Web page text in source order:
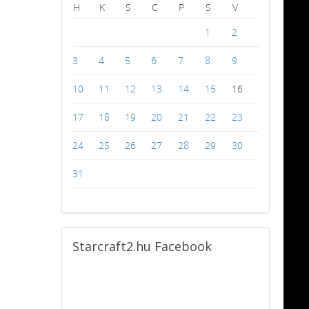
H K S C P S
V
1
2
3 4 5 6 7 8 9
10 11 12 13 14 15 16
17 18 19 20 21 22 23
24 25 26 27 28 29 30
31
Starcraft2.hu Facebook